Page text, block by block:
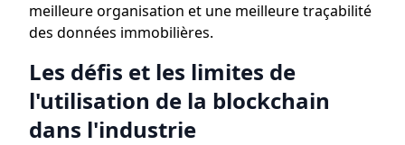
meilleure organisation et une meilleure traçabilité
des données immobilières.
Les défis et les limites de
l'utilisation de la blockchain
dans l'industrie